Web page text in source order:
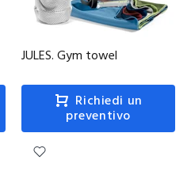
JULES. Gym towel
Richiedi un
preventivo